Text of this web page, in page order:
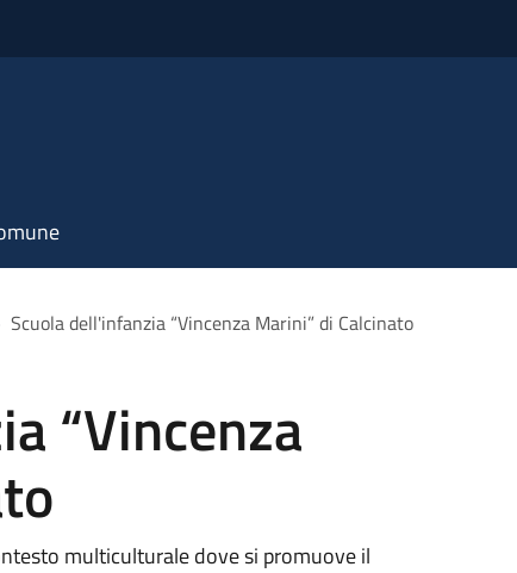
Scuola dell'infanzia “Vincenza Marini” di Calcinato
“Vincenza
multiculturale dove si promuove il